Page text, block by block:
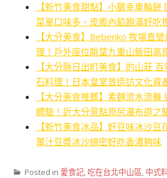
【新竹美食甜點】小鵲幸車輪餅
菜單口味多、皮脆內餡飽滿好吃
【大分美食】Bebenko 牧場直
理！戶外座位眺望九重山飯田高
【大分縣日出町美食】的山莊
石料理！日本皇室曾造訪文化資
【大分美食推薦】素麵流水流
體驗！近大分景點原尻瀑布道之
【新竹美食冰品】好豆味冰沙
薑汁豆漿冰沙綿密好吃香濃夠味
Posted in 愛食記, 吃在台北中山區, 中式